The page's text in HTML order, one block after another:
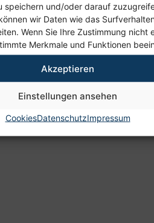
speichern und/oder darauf
wir Daten wie das
Wenn Sie Ihre Zustimmung nicht
Merkmale und Funktionen
Akzeptieren
Einstellungen ansehen
CookiesDatenschutzImpressum